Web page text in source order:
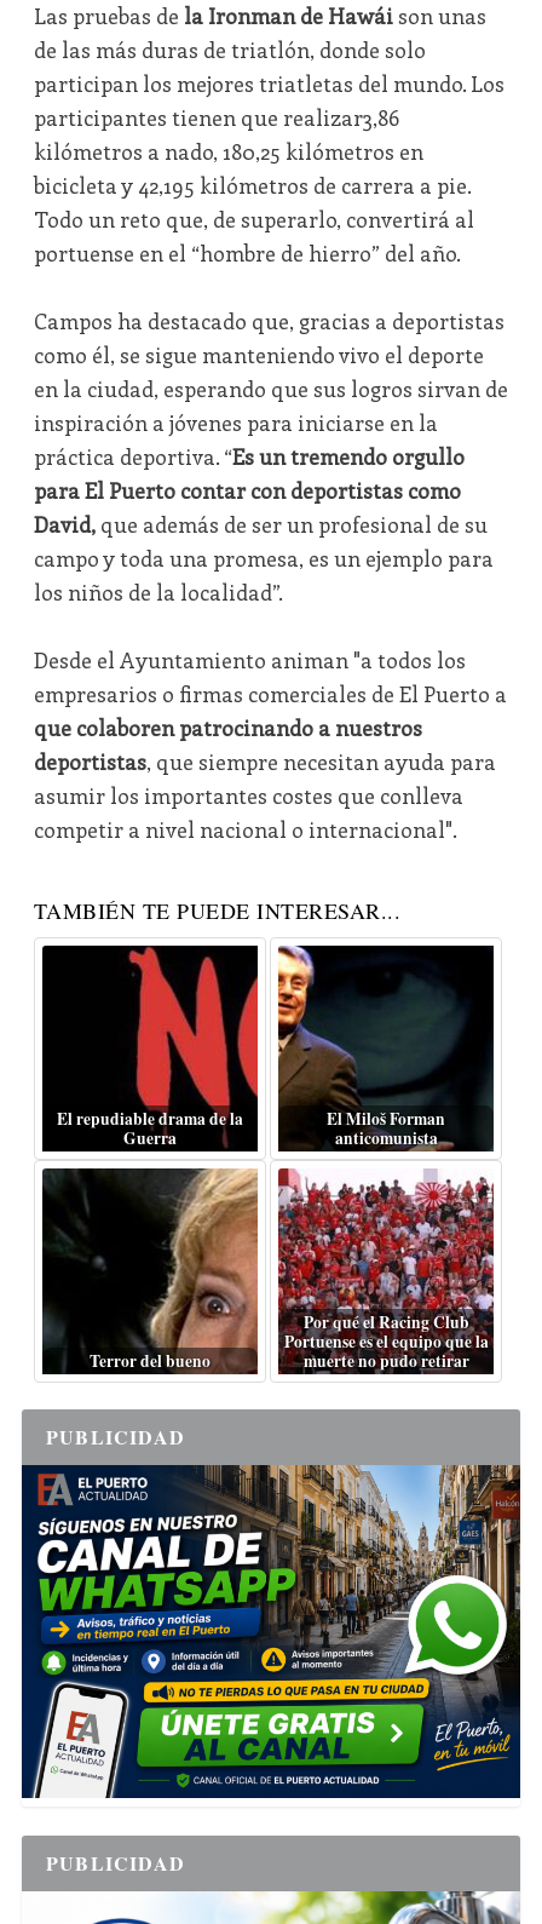
Las pruebas de la Ironman de Hawáison unas
de las más duras de triatlón, donde solo
participan los mejores triatletas del mundo. Los
participantes tienen que realizar3,86
kilómetros a nado, 180,25 kilómetros en
bicicleta y 42,195 kilómetros de carrera a pie.
Todo un reto que, de superarlo, convertirá al
portuense en el “hombre de hierro” del año.
Campos ha destacado que, gracias a deportistas
como él, se sigue manteniendo vivo el deporte
en la ciudad, esperando que sus logros sirvan de
inspiración a jóvenes para iniciarse en la
práctica deportiva. “Es un tremendo orgullo
para El Puerto contar con deportistas como
David,que además de ser un profesional de su
campo y toda una promesa, es un ejemplo para
los niños de la localidad”.
Desde el Ayuntamiento animan "a todos los
empresarios o firmas comerciales de El Puerto a
que colaboren patrocinando a nuestros
deportistas, que siempre necesitan ayuda para
asumir los importantes costes que conlleva
competir a nivel nacional o internacional".
TAMBIÉN TE PUEDE INTERESAR...
El repudiable drama de la
Guerra
El Miloš Forman
anticomunista
Terror del bueno
Por qué el Racing Club
Portuense es el equipo que la
muerte no pudo retirar
PUBLICIDAD
PUBLICIDAD